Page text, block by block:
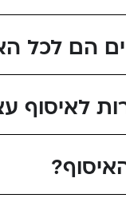
הם לכל
לאיסוף